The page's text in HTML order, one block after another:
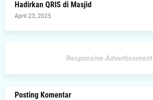
Hadirkan QRIS di Masjid
April 23, 2025
Responsive Advertisement
Posting Komentar